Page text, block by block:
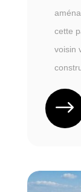
cette
voisin